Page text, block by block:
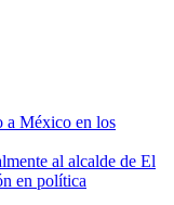
a México en los
al alcalde de El
en política